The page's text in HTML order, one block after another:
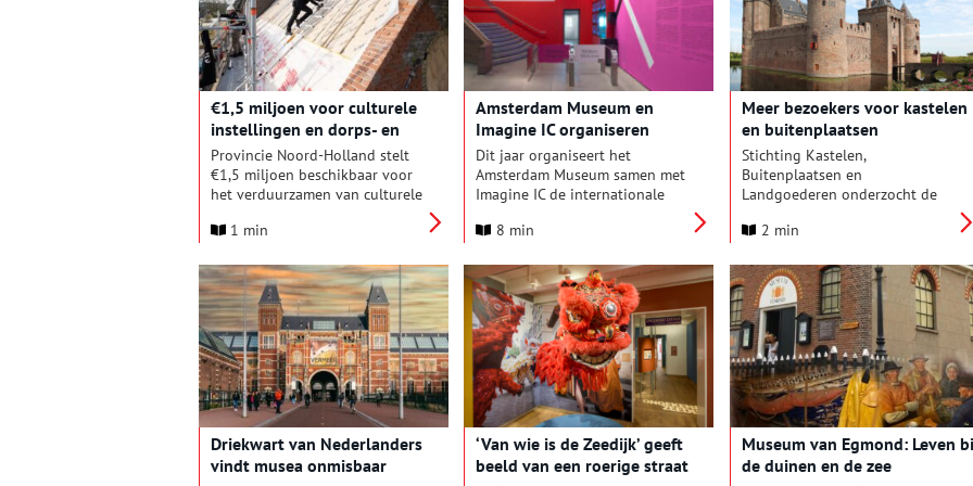
Unlocking Fashion Heritage
maakt Modemuze
modegeschiedenis digitaal
tastbaar.
€1,5 miljoen voor culturele
instellingen en dorps- en
buurthuizen
Provincie Noord-Holland stelt
€1,5 miljoen beschikbaar voor
het verduurzamen van culturele
buurthuizen. Er is €1 miljoen
instellingen zoals musea,
theaters en poppodia en een
half miljoen voor dorps- en
buurthuizen. De
subsidieregelingen zijn vanaf
maandag 3 februari 2025 open.
1 min
Amsterdam Museum en
Imagine IC organiseren
internationaal ICOM-
evenement
Dit jaar organiseert het
Amsterdam Museum samen met
Imagine IC de internationale
eigentijds erfgoedpraktijk. Dit
vanuit ICOM; de International
Council of Museums. Elk jaar
krijgt een ander museum de eer
om het evenement te mogen
hosten. Na onder andere
Moskou (2015), Mexico City
(2017), Kyoto (2020), Recife
(2022), Taipei (2023) en New
York (2023) is het nu de beurt
aan Amsterdam.
8 min
Meer bezoekers voor kastelen
en buitenplaatsen
Stichting Kastelen,
Buitenplaatsen en
Landgoederen onderzocht de
bezoekersaantallen. Deze waren
nog zorgen voor de KBL.
2 min
Driekwart van Nederlanders
vindt musea onmisbaar
‘Van wie is de Zeedijk’ geeft
beeld van een roerige straat
Museum van Egmond: Leven
de duinen en de zee